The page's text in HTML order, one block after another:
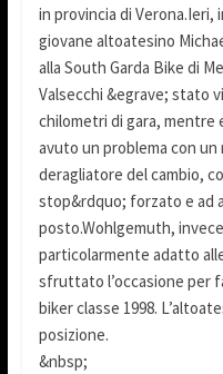
in provincia di
giovane altoatesino
alla South Garda Bike di
Valsecchi &egrave; stato
chilometri di gara, mentre
avuto un problema con un
deragliatore del cambio,
stop&rdquo; forzato e ad
posto.Wohlgemuth,
particolarmente adatto
sfruttato l’occasione per
biker classe 1998.
posizione.
&nbsp;